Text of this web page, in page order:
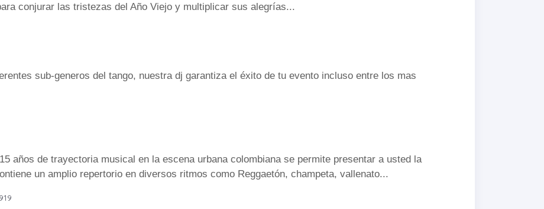
conjurar las tristezas del Año Viejo y multiplicar sus alegrías...
sub-generos del tango, nuestra dj garantiza el éxito de tu evento incluso entre los mas
años de trayectoria musical en la escena urbana colombiana se permite presentar a usted la
un amplio repertorio en diversos ritmos como Reggaetón, champeta, vallenato...